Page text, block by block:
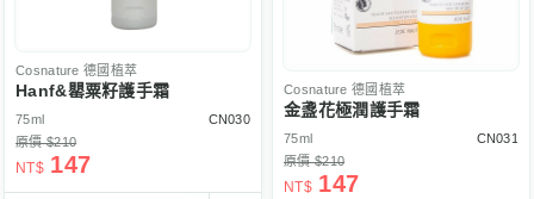
Cosnature 德國植萃
Hanf&罌粟籽護手霜
75ml
CN030
原價 $210
NT$ 147
Cosnature 德國植萃
金盞花極潤護手霜
75ml
CN031
原價 $210
NT$ 147